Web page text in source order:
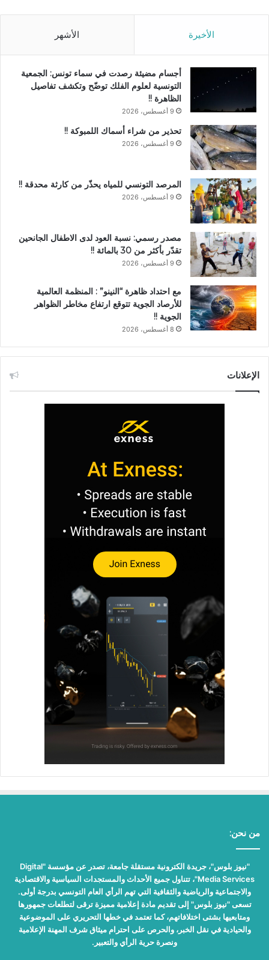
الأخيرة الأشهر
أجسام مضيئة رصدت في سماء تونس: الجمعية
التونسية لعلوم الفلك توضّح وتكشف تفاصيل
الظاهرة !!
9 أغسطس، 2026
تحذير من شراء أسماك اللمبوكة !!
9 أغسطس، 2026
المرصد التونسي للمياه يحذّر من كارثة محدقة !!
9 أغسطس، 2026
مصدر رسمي: نسبة العود لدى الاطفال الجانحين
تقدّر بأكثر من 30 بالمائة !!
9 أغسطس، 2026
مع احتداد ظاهرة “النينو” : المنظمة العالمية
للأرصاد الجوية تتوقع ارتفاع مخاطر الظواهر
الجوية !!
8 أغسطس، 2026
الإعلانات
من نحن:
"نيوز بلوس"، جريدة الكترونية مستقلة جامعة، تصدر عن مؤسسة "Digital
Media Services"، تتناول جميع الأحداث والمستجدات السياسية والاقتصادية
والاجتماعية والرياضية والثقافية التي تهم الرأي العام التونسي بدرجة أولى.
تسعى "نيوز بلوس" إلى تقديم مادة إعلامية مميزة ترقى لتطلعات جمهورها
ومتابعيها بشتى اختلافاتهم، كما تعتمد في خطها التحريري على الموضوعية
والحيادية في نقل الخبر، والحرص على احترام ميثاق شرف المهنة الإعلامية
ونصرة حرية الرأي والتعبير.